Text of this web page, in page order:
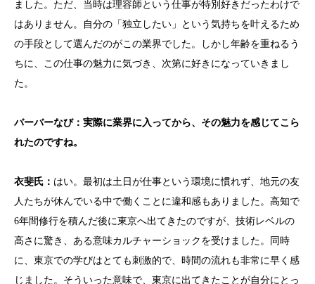
ました。ただ、当時は理容師という仕事が特別好きだったわけで
はありません。自分の「独立したい」という気持ちを叶えるため
の手段として選んだのがこの業界でした。しかし年齢を重ねるう
ちに、この仕事の魅力に気づき、次第に好きになっていきまし
た。
バーバーなび：実際に業界に入ってから、その魅力を感じてこら
れたのですね。
衣斐氏： はい。最初は土日が仕事という環境に慣れず、地元の友
人たちが休んでいる中で働くことに違和感もありました。高知で
6年間修行を積んだ後に東京へ出てきたのですが、技術レベルの
高さに驚き、ある意味カルチャーショックを受けました。同時
に、東京での学びはとても刺激的で、時間の流れも非常に早く感
じました。そういった意味で、東京に出てきたことが自分にとっ